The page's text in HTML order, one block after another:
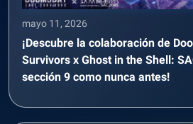
mayo 11, 2026
¡Descubre la colaboración de
Survivors x Ghost in the Shell:
sección 9 como nunca antes!